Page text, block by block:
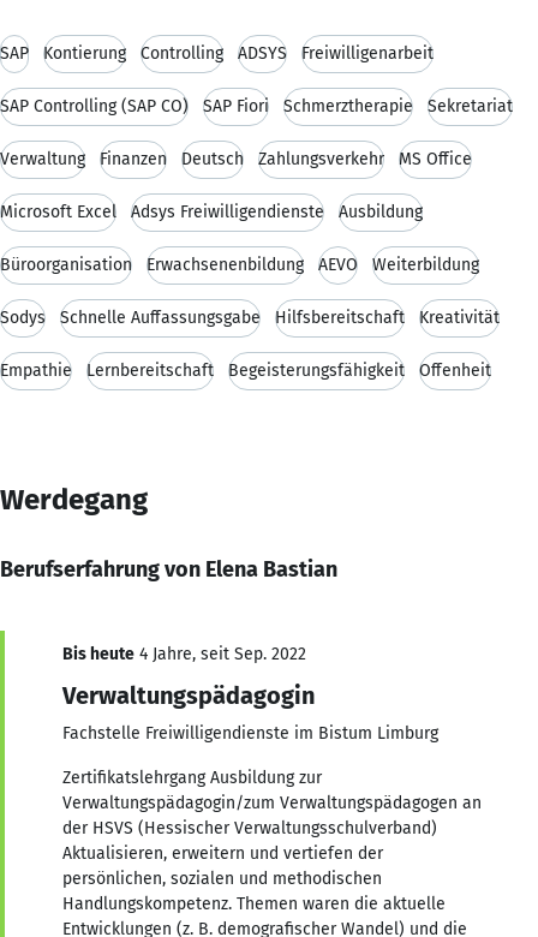
SAP Kontierung Controlling ADSYS Freiwilligenarbeit
SAP Controlling (SAP CO) SAP Fiori Schmerztherapie Sekretariat
Verwaltung Finanzen Deutsch Zahlungsverkehr MS Office
Microsoft Excel Adsys Freiwilligendienste Ausbildung
Büroorganisation Erwachsenenbildung AEVO Weiterbildung
Sodys Schnelle Auffassungsgabe Hilfsbereitschaft Kreativität
Empathie Lernbereitschaft Begeisterungsfähigkeit Offenheit
Werdegang
Berufserfahrung von Elena Bastian
Bis heute 4 Jahre, seit Sep. 2022
Verwaltungspädagogin
Fachstelle Freiwilligendienste im Bistum Limburg
Zertifikatslehrgang Ausbildung zur
Verwaltungspädagogin/zum Verwaltungspädagogen an
der HSVS (Hessischer Verwaltungsschulverband)
Aktualisieren, erweitern und vertiefen der
persönlichen, sozialen und methodischen
Handlungskompetenz. Themen waren die aktuelle
Entwicklungen (z. B. demografischer Wandel) und die